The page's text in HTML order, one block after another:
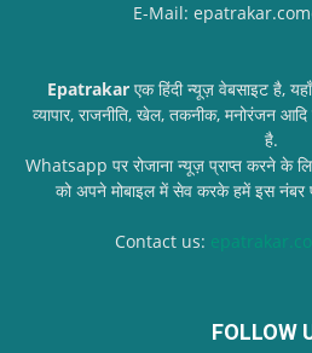
E-Mail:
Epatrakarएक हिंदी न्यूज़ वेबसाइट है,
व्यापार, राजनीति, खेल, तकनीक, मनोरंजन
है.
Whatsapp पर रोजाना न्यूज़ प्राप्त करने के
को अपने मोबाइल में सेव करके हमें इस
Contact us:
FOLLOW